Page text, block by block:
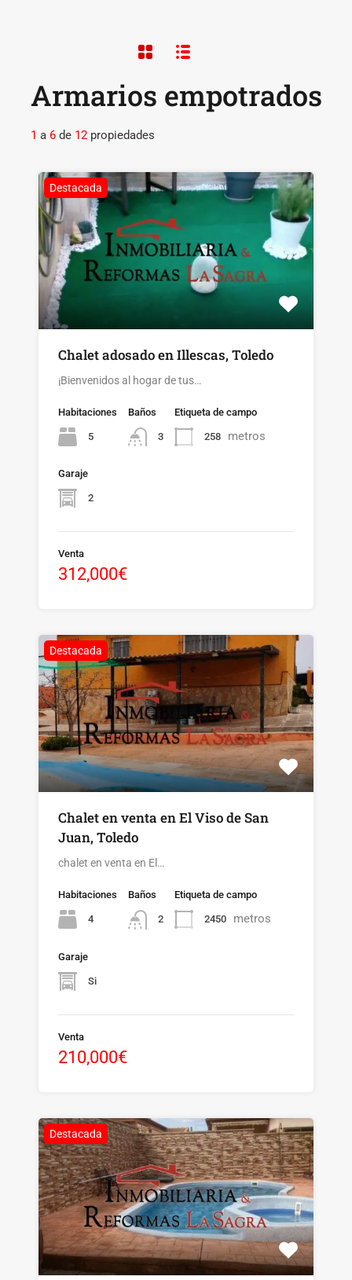
Armarios empotrados
1 a 6 de 12 propiedades
Destacada
Chalet adosado en Illescas, Toledo
¡Bienvenidos al hogar de tus…
Habitaciones
5
Baños
3
Etiqueta de campo
258 metros
Garaje
2
Venta
312,000€
Destacada
Chalet en venta en El Viso de San
Juan, Toledo
chalet en venta en El…
Habitaciones
4
Baños
2
Etiqueta de campo
2450 metros
Garaje
Si
Venta
210,000€
Destacada